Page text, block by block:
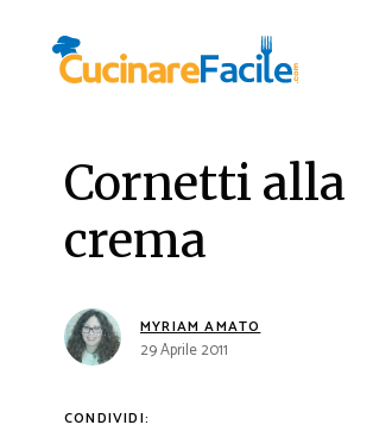
Cornetti alla
crema
MYRIAM AMATO
29 Aprile 2011
CONDIVIDI: